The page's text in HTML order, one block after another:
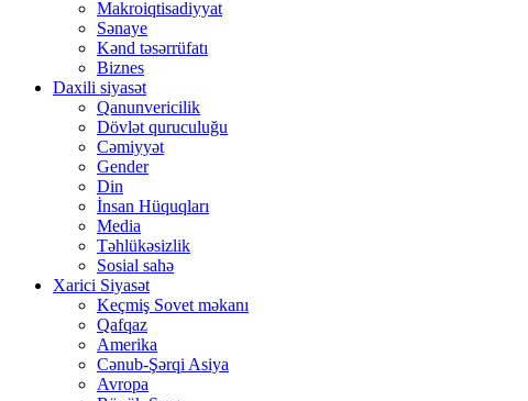
Makroiqtisadiyyat
Sənaye
Kənd təsərrüfatı
Biznes
Daxili siyasət
Qanunvericilik
Dövlət quruculuğu
Cəmiyyət
Gender
Din
İnsan Hüquqları
Media
Təhlükəsizlik
Sosial sahə
Xarici Siyasət
Keçmiş Sovet məkanı
Qafqaz
Amerika
Cənub-Şərqi Asiya
Avropa